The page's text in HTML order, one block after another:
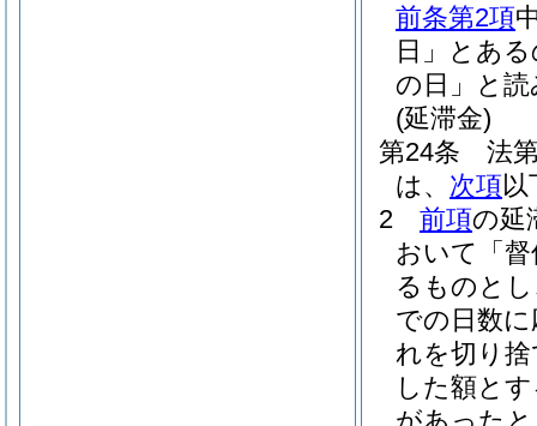
前条第2項
日」とあ
の日」と
(延滞金)
第24条
法
は、 次項
2
前項の延
おいて「
るものと
での日数
れを切り
した額と